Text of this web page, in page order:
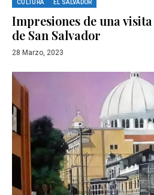
CULTURA EL SALVADOR
Impresiones de una
de San Salvador
28 Marzo, 2023